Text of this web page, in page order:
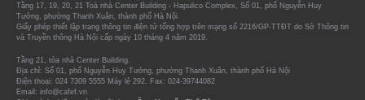
Tầng 17, 19, 20, 21 Toà nhà Center Building - Hapulico Complex, Số 01, phố Nguyễn Huy
Tưởng, phường Thanh Xuân, thành phố Hà Nội
Giấy phép thiết lập trang thông tin điện tử tổng hợp trên mạng số 2216/GP-TTĐT do Sở Thông tin
và Truyền thông Hà Nội cấp ngày 10 tháng 4 năm 2019.
Tầng 21, tòa nhà Center Building.
Địa chỉ: Số 01, phố Nguyễn Huy Tưởng, phường Thanh Xuân, thành phố Hà Nội
Điện thoại: 024 7309 5555 Máy lẻ 292. Fax: 024-39744082
Email: info@cafef.vn